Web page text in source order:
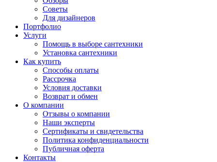
Советы
Для дизайнеров
Портфолио
Услуги
Помощь в выборе сантехники
Установка сантехники
Как купить
Способы оплаты
Рассрочка
Условия доставки
Возврат и обмен
О компании
Отзывы о компании
Наши эксперты
Сертификаты и свидетельства
Политика конфиденциальности
Публичная оферта
Контакты